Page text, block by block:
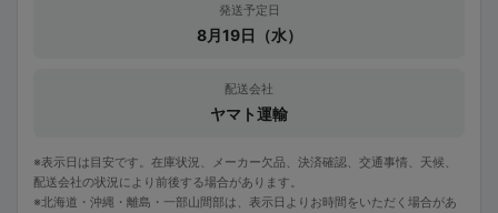
発送予定日
8月19日（水）
配送会社
ヤマト運輸
※表示日は目安です。在庫状況、メーカー欠品、決済確認、交通事情、天候、
配送会社の状況により前後する場合があります。
※北海道・沖縄・離島・一部山間部は、表示日よりお時間をいただく場合があ